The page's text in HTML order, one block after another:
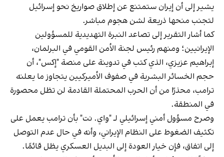
يشير إلى أن إيران ستمتنع عن إطلاق صواريخ نحو إسرائيل
لتجنب منحها ذريعة لشن هجوم مباشر.
كما أشار التقرير إلى تصاعد النبرة التهديدية للمسؤولين
الإيرانيين؛ ومنهم رئيس لجنة الأمن القومي في البرلمان،
إبراهيم عزيزي، الذي كتب في تدوينة على منصة "إكس"، أن
حجم الخسائر البشرية في صفوف الأميركيين يتجاوز ما يعلنه
ترامب، محذرًا من أن الحرب المحتملة القادمة لن تظل محصورة
في المنطقة.
وصرح مسؤول أمني إسرائيلي لـ "واي. نت" بأن ترامب يعمل على
تكثيف الضغوط على النظام الإيراني، وأنه في حال عدم التوصل
إلى اتفاق، فإن خيار العودة إلى البديل العسكري يظل قائمًا.